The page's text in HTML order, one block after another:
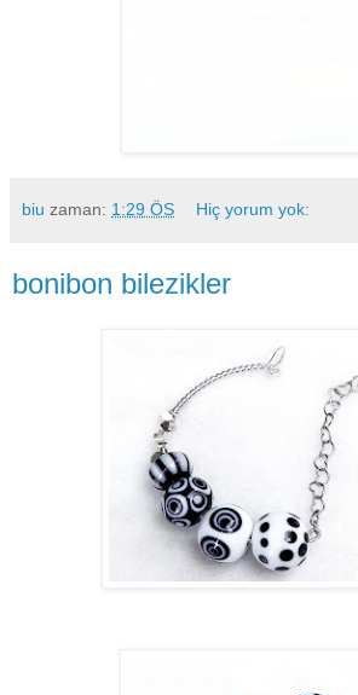
biu zaman: 1:29 ÖS Hiç yorum yok:
bonibon bilezikler